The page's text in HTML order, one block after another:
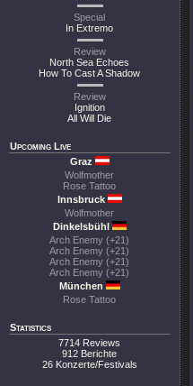
Special
In Extremo
Review
North Sea Echoes
How To Cast A Shadow
Review
Ignition
All Will Die
Upcoming Live
Graz
Wolfmother
Rose Tattoo
Innsbruck
Wolfmother
Dinkelsbühl
Arch Enemy (+21)
Arch Enemy (+21)
Arch Enemy (+21)
Arch Enemy (+21)
München
Rose Tattoo
Statistics
7714 Reviews
912 Berichte
26 Konzerte/Festivals